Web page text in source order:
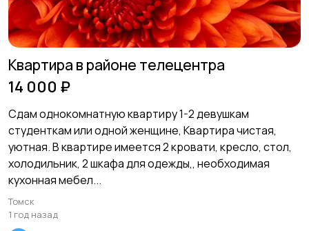
Квартира в районе телецентра
14 000 ₽
Сдам однокомнатную квартиру 1-2 девушкам
студенткам или одной женщине, Квартира чистая,
уютная. В квартире имеется 2 кровати, кресло, стол,
холодильник, 2 шкафа для одежды,, необходимая
кухонная мебел...
Томск
1 год назад